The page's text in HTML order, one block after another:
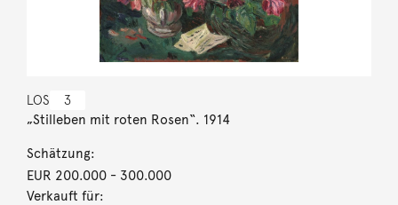
LOS 3
„Stilleben mit roten Rosen“. 1914
Schätzung:
EUR 200.000- 300.000
Verkauft für: